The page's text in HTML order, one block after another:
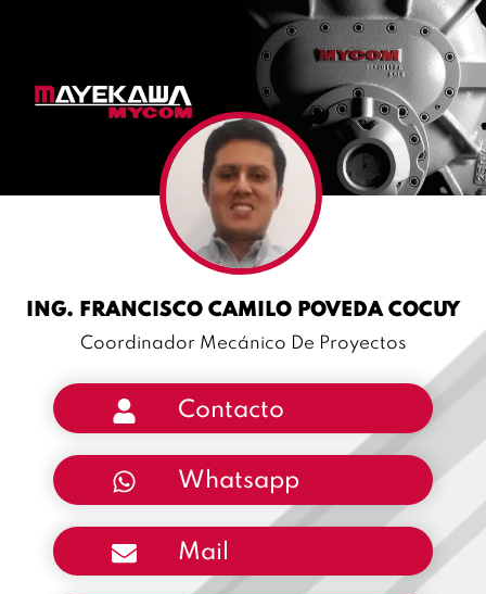
ING. FRANCISCO CAMILO POVEDA COCUY
Coordinador Mecánico De Proyectos
Contacto
Whatsapp
Mail